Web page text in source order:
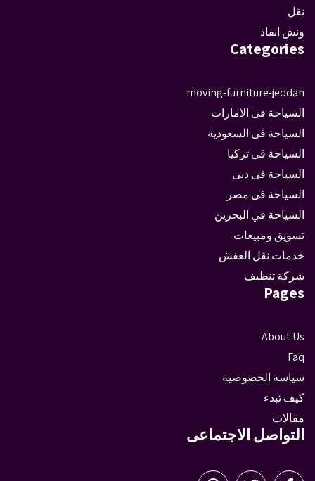
نقل
ونش انقاذ
Categories
moving-furniture-jeddah
السياحة فى الامارات
السياحة فى السعودية
السياحة فى تركيا
السياحة فى دبى
السياحة فى مصر
السياحة في البحرين
تسويق ومبيعات
خدمات نقل العفش
شركة تنظيف
Pages
About Us
Faq
سياسة الخصوصية
كيف تبدء
مقالات
التواصل الاجتماعى